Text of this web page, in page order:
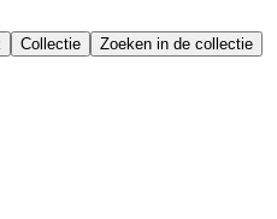
Collectie
Zoeken in de collectie